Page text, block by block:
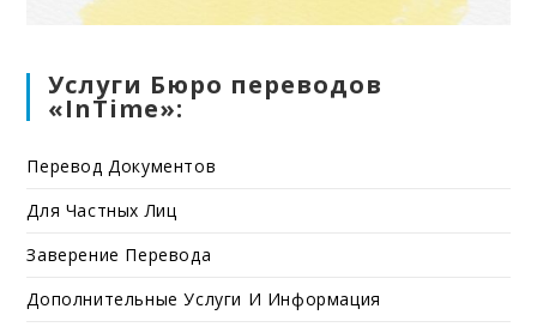
Услуги Бюро переводов
«InTime»:
Перевод Документов
Для Частных Лиц
Заверение Перевода
Дополнительные Услуги И Информация